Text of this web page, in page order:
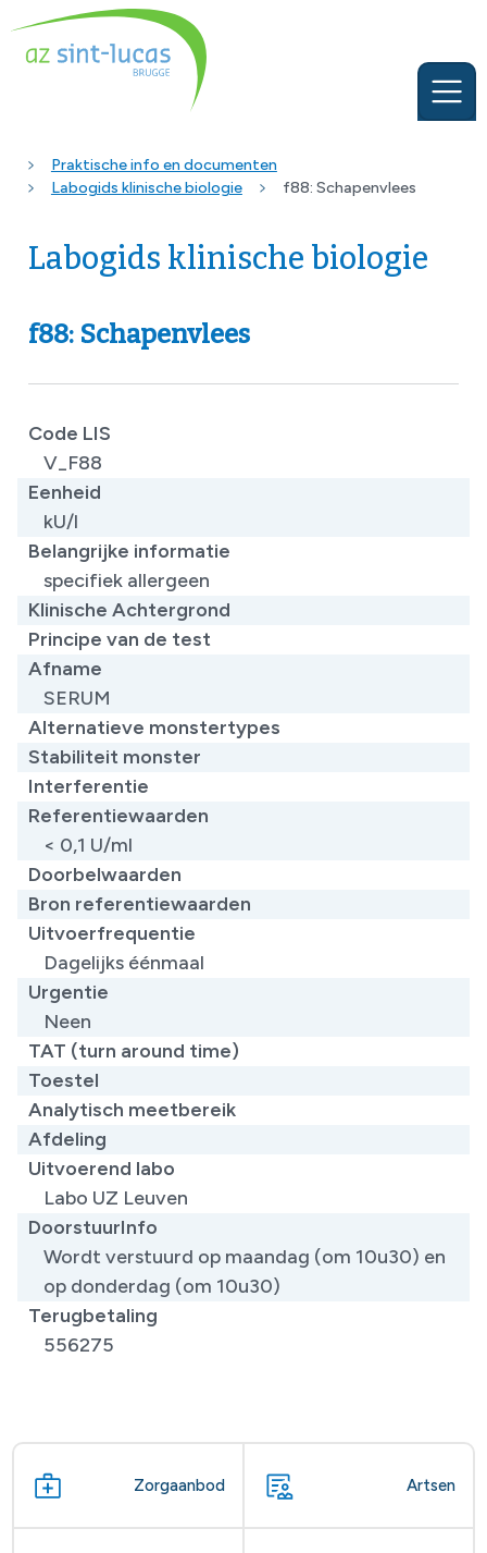
Praktische info en documenten
Labogids klinische biologie
f88: Schapenvlees
Labogids klinische biologie
f88: Schapenvlees
Code LIS
V_F88
Eenheid
kU/l
Belangrijke informatie
specifiek allergeen
Klinische Achtergrond
Principe van de test
Afname
SERUM
Alternatieve monstertypes
Stabiliteit monster
Interferentie
Referentiewaarden
< 0,1 U/ml
Doorbelwaarden
Bron referentiewaarden
Uitvoerfrequentie
Dagelijks éénmaal
Urgentie
Neen
TAT (turn around time)
Toestel
Analytisch meetbereik
Afdeling
Uitvoerend labo
Labo UZ Leuven
DoorstuurInfo
Wordt verstuurd op maandag (om 10u30) en
op donderdag (om 10u30)
Terugbetaling
556275
Zorgaanbod Artsen